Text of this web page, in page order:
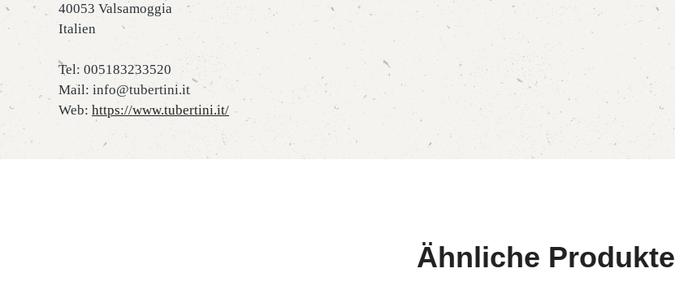
40053 Valsamoggia
Italien
Tel: 005183233520
Mail: info@tubertini.it
Web: https://www.tubertini.it/
Ähnliche Produkte